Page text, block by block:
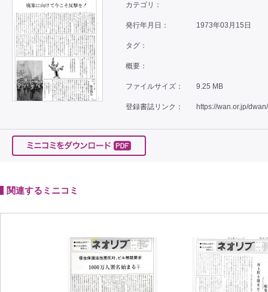
カテゴリ：
発行年月日： 1973年03月15日
タグ：
概要：
ファイルサイズ： 9.25 MB
登録書誌リンク： https://wan.or.jp/
関連するミニコミ